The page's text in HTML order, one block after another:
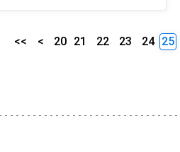
<< < 20 21 22 23 24 25